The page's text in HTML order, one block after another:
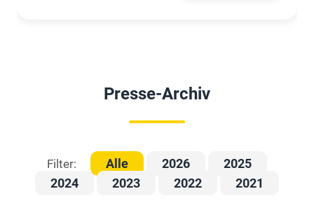
Presse-Archiv
Filter: Alle 2026
2025
2024
2023 2022 2021